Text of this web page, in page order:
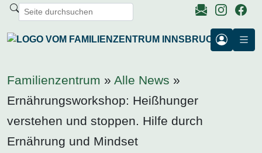
Familienzentrum » Alle News »
Ernährungsworkshop: Heißhunger
verstehen und stoppen. Hilfe durch
Ernährung und Mindset